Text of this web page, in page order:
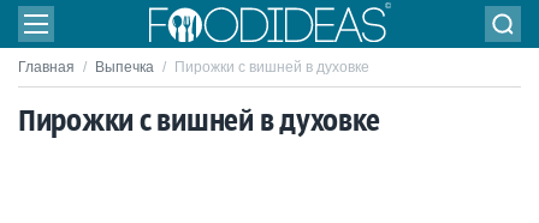
Главная / Выпечка / Пирожки с вишней в духовке
Пирожки с вишней в духовке